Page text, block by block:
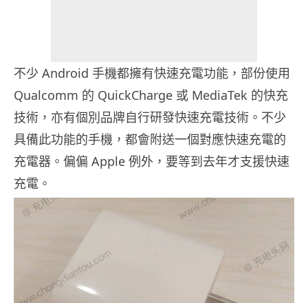
不少 Android 手機都擁有快速充電功能，部份使用
Qualcomm 的 QuickCharge 或 MediaTek 的快充
技術，亦有個別品牌自行研發快速充電技術。不少
具備此功能的手機，都會附送一個對應快速充電的
充電器。偏偏 Apple 例外，要等到去年才支援快速
充電。